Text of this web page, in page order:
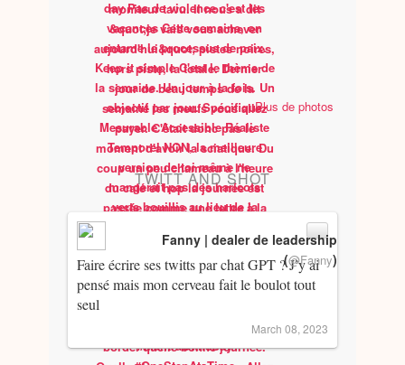
Plus de photos
TWITT AND SHOT
Faire écrire ses twitts par chat GPT ? J’y ai
pensé mais mon cerveau fait le boulot tout
seul
Fanny | dealer de leadership
(@Fanny)
March 08, 2023